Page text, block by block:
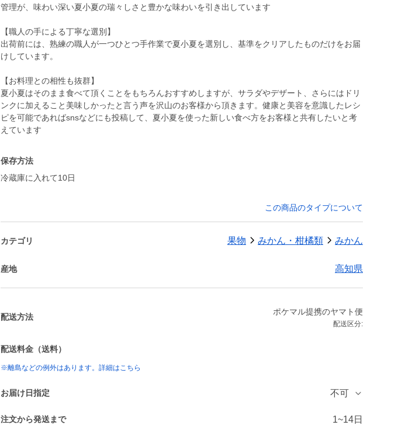
管理が、味わい深い夏小夏の瑞々しさと豊かな味わいを引き出しています
【職人の手による丁寧な選別】
出荷前には、熟練の職人が一つひとつ手作業で夏小夏を選別し、基準をクリアしたものだけをお届
けしています。
【お料理との相性も抜群】
夏小夏はそのまま食べて頂くことをもちろんおすすめしますが、サラダやデザート、さらにはドリ
ンクに加えること美味しかったと言う声を沢山のお客様から頂きます。健康と美容を意識したレシ
ピを可能であればsnsなどにも投稿して、夏小夏を使った新しい食べ方をお客様と共有したいと考
えています
保存方法
冷蔵庫に入れて10日
この商品のタイプについて
カテゴリ 果物 みかん・柑橘類 みかん
産地 高知県
配送方法
ポケマル提携のヤマト便
配送区分:
配送料金（送料）
※離島などの例外はあります。詳細はこちら
お届け日指定 不可
注文から発送まで 1~14日